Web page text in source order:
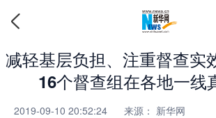
减轻基层负担、注重督查
16个督查组在各地一线
2019-09-10 20:52:24 来源： 新华网